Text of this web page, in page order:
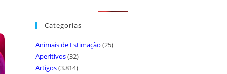
Categorias
Animais de Estimação (25)
Aperitivos(32)
Artigos(3.814)